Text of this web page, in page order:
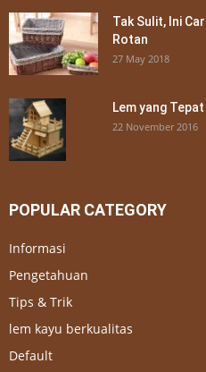
Tak Sulit, Ini
Rotan
27 May 2018
Lem yang
22 November 2016
POPULAR CATEGORY
Informasi
Pengetahuan
Tips & Trik
lem kayu berkualitas
Default